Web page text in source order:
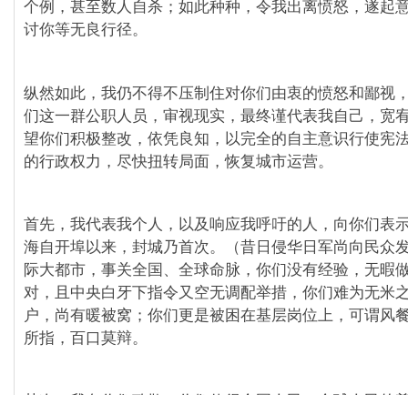
个例，甚至数人自杀；如此种种，令我出离愤怒，遂起
讨你等无良行径。
纵然如此，我仍不得不压制住对你们由衷的愤怒和鄙视
们这一群公职人员，审视现实，最终谨代表我自己，宽
望你们积极整改，依凭良知，以完全的自主意识行使宪
的行政权力，尽快扭转局面，恢复城市运营。
首先，我代表我个人，以及响应我呼吁的人，向你们表
海自开埠以来，封城乃首次。（昔日侵华日军尚向民众
际大都市，事关全国、全球命脉，你们没有经验，无暇
对，且中央白牙下指令又空无调配举措，你们难为无米
户，尚有暖被窝；你们更是被困在基层岗位上，可谓风
所指，百口莫辩。